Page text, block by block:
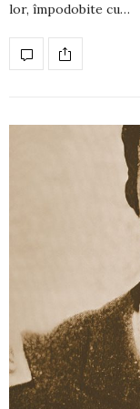
lor, împodobite cu…